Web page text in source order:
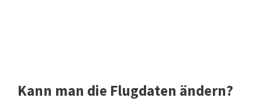
Kann man die Flugdaten ändern?